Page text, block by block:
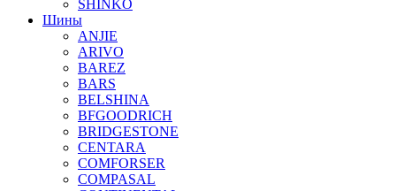
SHINKO
Шины
ANJIE
ARIVO
BAREZ
BARS
BELSHINA
BFGOODRICH
BRIDGESTONE
CENTARA
COMFORSER
COMPASAL